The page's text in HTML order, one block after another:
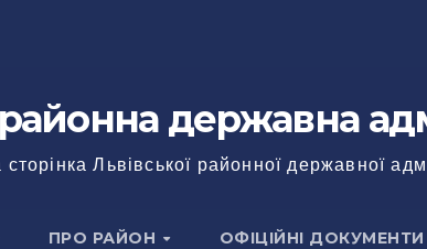
державна
Львівської районної державної
ПРО РАЙОН ОФІЦІЙНІ ДОКУМЕНТИ